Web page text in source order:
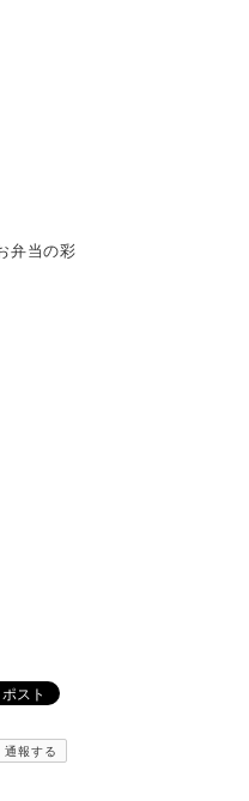
弁当の彩
通報する